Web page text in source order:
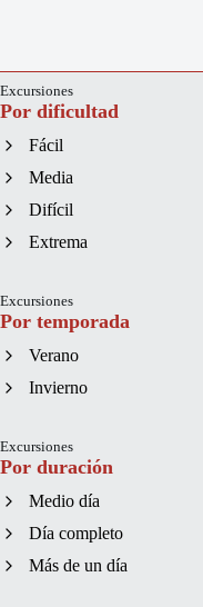
Excursiones
Por dificultad
Fácil
Media
Difícil
Extrema
Excursiones
Por temporada
Verano
Invierno
Excursiones
Por duración
Medio día
Día completo
Más de un día